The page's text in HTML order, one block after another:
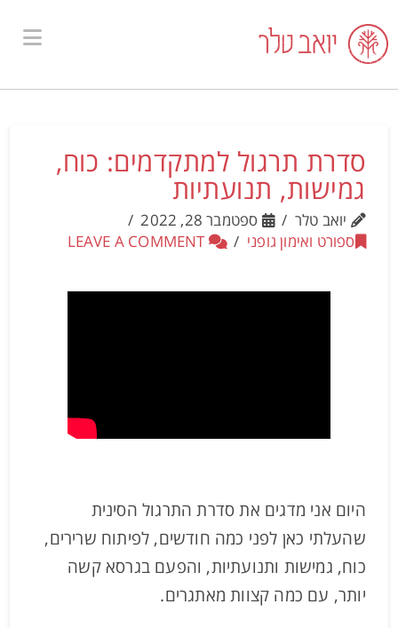
סדרת תרגול למתקדמים: כוח,
גמישות, תנועתיות
יואב טלר
ספטמבר 28, 2022
ספורט ואימון גופני
LEAVE A COMMENT
היום אני מדגים את סדרת התרגול הסינית
שהעלתי כאן לפני כמה חודשים, לפיתוח שרירים,
כוח, גמישות ותנועתיות, והפעם בגרסא קשה
יותר, עם כמה קצוות מאתגרים.